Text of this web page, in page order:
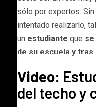
sólo por expertos. Sin
intentado realizarlo,
un estudiante que se
de su escuela y tras
Video:
del techo y